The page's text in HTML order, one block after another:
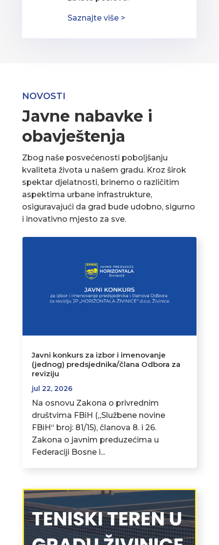
Saznajte više >
NOVOSTI
Javne nabavke i
obavještenja
Zbog naše posvećenosti poboljšanju
kvaliteta života u našem gradu. Kroz širok
spektar djelatnosti, brinemo o različitim
aspektima urbane infrastrukture,
osiguravajući da grad bude udobno, sigurno
i inovativno mjesto za sve.
Javni konkurs za izbor i imenovanje
(jednog) predsjednika/člana Odbora za
reviziju
jul 22, 2026
Na osnovu Zakona o privrednim
društvima FBiH („Službene novine
FBiH“ broj: 81/15), članova 8. i 26.
Zakona o javnim preduzećima u
Federaciji Bosne i...